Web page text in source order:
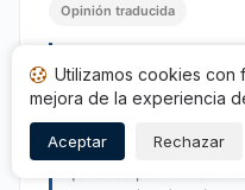
Opinión traducida
Respuesta de CITY-
Publicada el 30/07/2025
Querida Amanda,
Utilizamos cookies con
mejora de la experiencia
Aceptar Rechazar